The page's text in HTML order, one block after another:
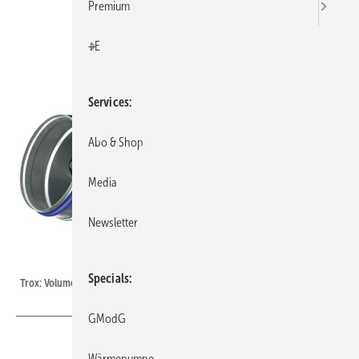
Trox: Volumenstromregler VFC.
Premium
+E
Services
Abo & Shop
Media
Newsletter
Specials
GModG